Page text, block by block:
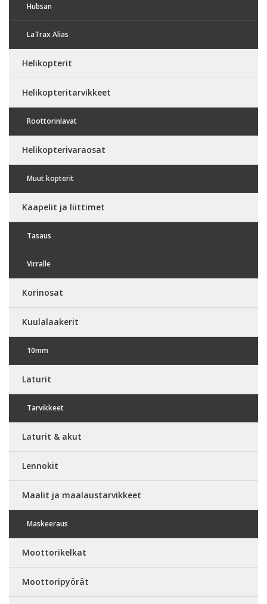
Hubsan
LaTrax Alias
Helikopterit
Helikopteritarvikkeet
Roottorinlavat
Helikopterivaraosat
Muut kopterit
Kaapelit ja liittimet
Tasaus
Virralle
Korinosat
Kuulalaakerit
10mm
Laturit
Tarvikkeet
Laturit & akut
Lennokit
Maalit ja maalaustarvikkeet
Maskeeraus
Moottorikelkat
Moottoripyörät